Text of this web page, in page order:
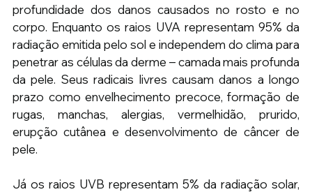
profundidade dos danos causados no rosto e no
corpo. Enquanto os raios UVA representam 95% da
radiação emitida pelo sol e independem do clima para
penetrar as células da derme – camada mais profunda
da pele. Seus radicais livres causam danos a longo
prazo como envelhecimento precoce, formação de
rugas, manchas, alergias, vermelhidão, prurido,
erupção cutânea e desenvolvimento de câncer de
pele.
Já os raios UVB representam 5% da radiação solar,